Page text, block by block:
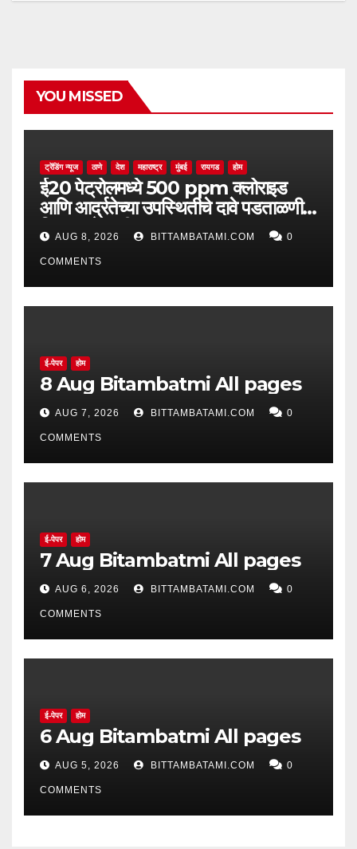
YOU MISSED
ट्रेंडिंग न्यूज ठाणे देश महाराष्ट्र मुंबई रायगड होम
ई20 पेट्रोलमध्ये 500 ppm क्लोराइड
आणि आर्द्रतेच्या उपस्थितीचे दावे पडताळणीत
सिद्ध झाले नाहीत
AUG 8, 2026 BITTAMBATAMI.COM 0
COMMENTS
ई-पेपर होम
8 Aug Bitambatmi All pages
AUG 7, 2026 BITTAMBATAMI.COM 0
COMMENTS
ई-पेपर होम
7 Aug Bitambatmi All pages
AUG 6, 2026 BITTAMBATAMI.COM 0
COMMENTS
ई-पेपर होम
6 Aug Bitambatmi All pages
AUG 5, 2026 BITTAMBATAMI.COM 0
COMMENTS